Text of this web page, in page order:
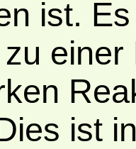
ist.
ist